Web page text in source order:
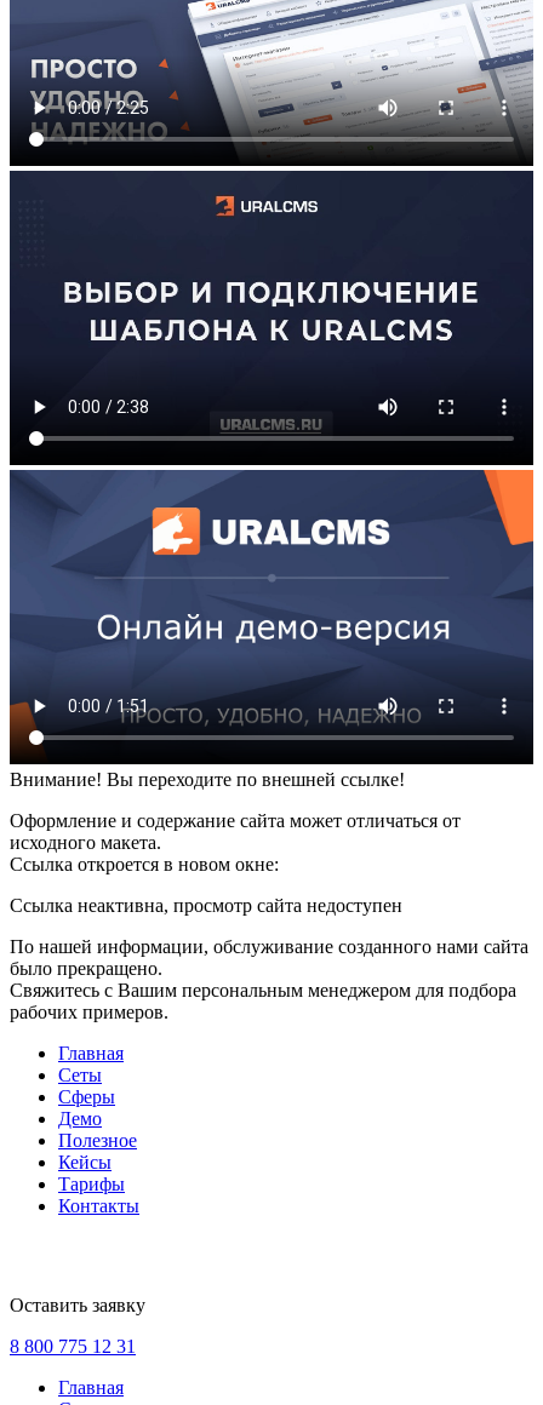
Внимание! Вы переходите по внешней ссылке!
Оформление и содержание сайта может отличаться от
исходного макета.
Ссылка откроется в новом окне:
Ссылка неактивна, просмотр сайта недоступен
По нашей информации, обслуживание созданного нами сайта
было прекращено.
Свяжитесь с Вашим персональным менеджером для подбора
рабочих примеров.
Главная
Сеты
Сферы
Демо
Полезное
Кейсы
Тарифы
Контакты
Оставить заявку
8 800 775 12 31
Главная